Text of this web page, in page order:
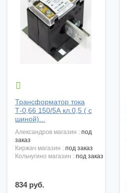

Трансформатор тока
Т-0,66 150/5А кл.0,5 ( с
шиной)...
александров магазин : под
заказ
киржач магазин : под заказ
кольчугино магазин : под заказ
834 руб.